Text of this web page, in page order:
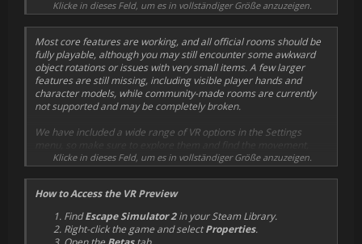
This is still an early preview version, and we need your help to
this preview is to let you try the game in VR and share your
experience with us.
Your feedback will help us prepare the fullfree Escape
Simulator 2 VR Update , which is currently planned for release
by the end of this year.
Klicke in dieses Feld, um es in vollständiger Größe anzuzeigen.
Most core features are working, and all official rooms should be
fully playable, although you may still encounter some awkward
object rotations or issues with very small items. A few larger
features are still missing, including visible player hands and
character models, while community-made rooms are currently
not supported and may be completely broken.
We have included a wide range of VR options in the Settings
menu, so make sure to explore them and find the movement,
comfort, and interaction setup that best suits your preferred VR
playstyle.
This open beta also includes several long-awaited fixes, primarily
for the Room Editor, many of which were made in preparation for
the upcoming Build-a-Room competition. More on that later
today!
Klicke in dieses Feld, um es in vollständiger Größe anzuzeigen.
How to Access the VR Preview
FindEscape Simulator 2in your Steam Library.
Right-click the game and selectProperties.